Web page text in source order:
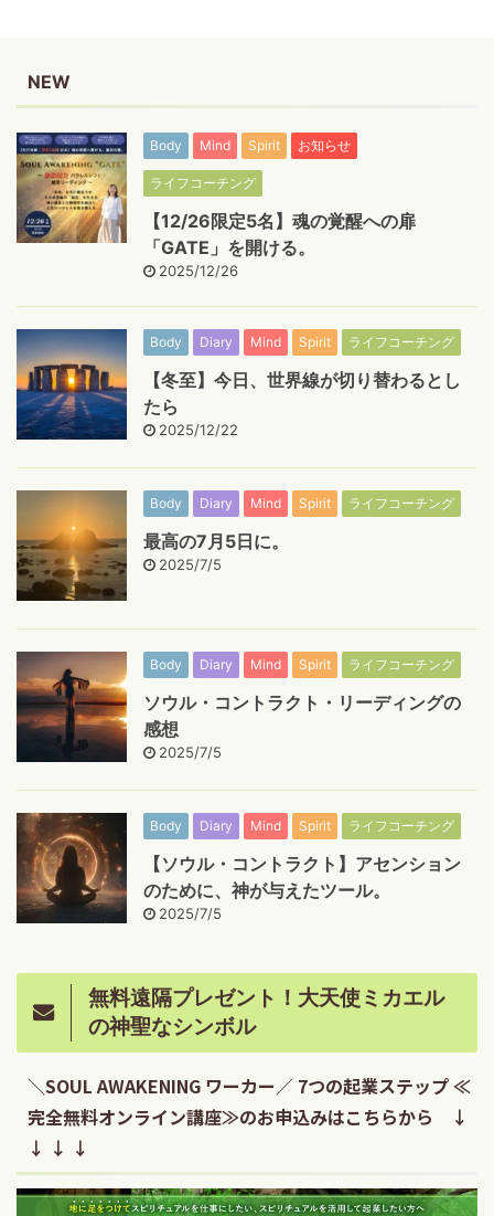
NEW
Body Mind Spirit お知らせ
ライフコーチング
【12/26限定5名】魂の覚醒への扉
「GATE」を開ける。
2025/12/26
Body Diary Mind Spirit ライフコーチング
【冬至】今日、世界線が切り替わるとし
たら
2025/12/22
Body Diary Mind Spirit ライフコーチング
最高の7月5日に。
2025/7/5
Body Diary Mind Spirit ライフコーチング
ソウル・コントラクト・リーディングの
感想
2025/7/5
Body Diary Mind Spirit ライフコーチング
【ソウル・コントラクト】アセンション
のために、神が与えたツール。
2025/7/5
無料遠隔プレゼント！大天使ミカエル
の神聖なシンボル
＼SOUL AWAKENING ワーカー／ 7つの起業ステップ ≪
完全無料オンライン講座≫のお申込みはこちらから ↓
↓ ↓ ↓